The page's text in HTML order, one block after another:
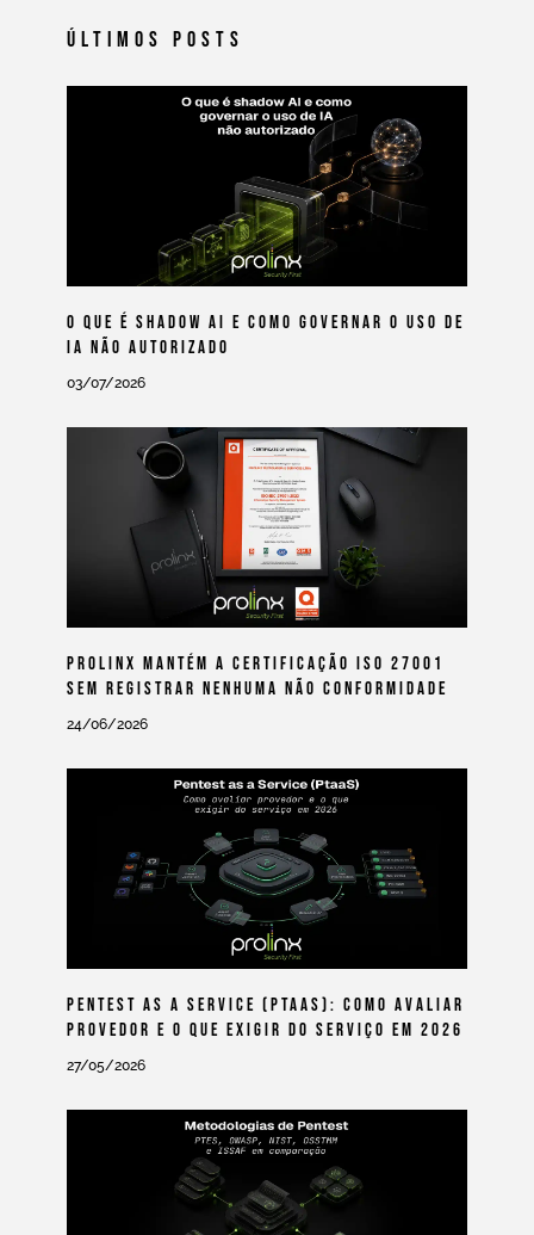
Últimos Posts
O Que É Shadow AI E Como Governar O Uso De
IA Não Autorizado
03/07/2026
Prolinx Mantém A Certificação ISO 27001
Sem Registrar Nenhuma Não Conformidade
24/06/2026
Pentest As A Service (PtaaS): Como Avaliar
Provedor E O Que Exigir Do Serviço Em 2026
27/05/2026